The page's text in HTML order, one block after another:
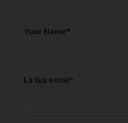
Your Name*
La tua email*